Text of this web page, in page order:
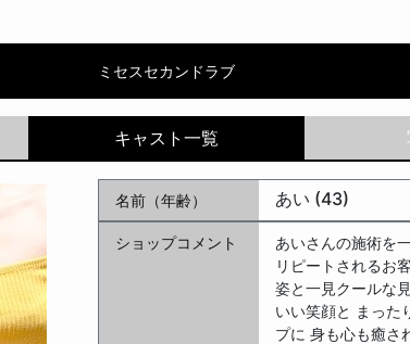
ラブ | あい
ミセスセカンドラブ
名前（年齢） あい (43)
ショップコメント
あいさんの施術を
リピートされるお
姿と一見クールな
いい笑顔と まった
プに 身も心も癒さ